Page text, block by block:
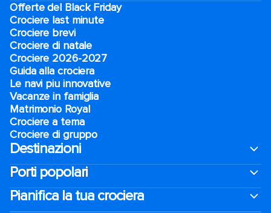
Offerte del Black Friday
Crociere last minute
Crociere brevi​
Crociere di natale​
Crociere 2026-2027
Guida alla crociera
Le navi piu innovative
Vacanze in famiglia
Matrimonio Royal
Crociere a tema
Crociere di gruppo
Destinazioni
Porti popolari
Pianifica la tua crociera